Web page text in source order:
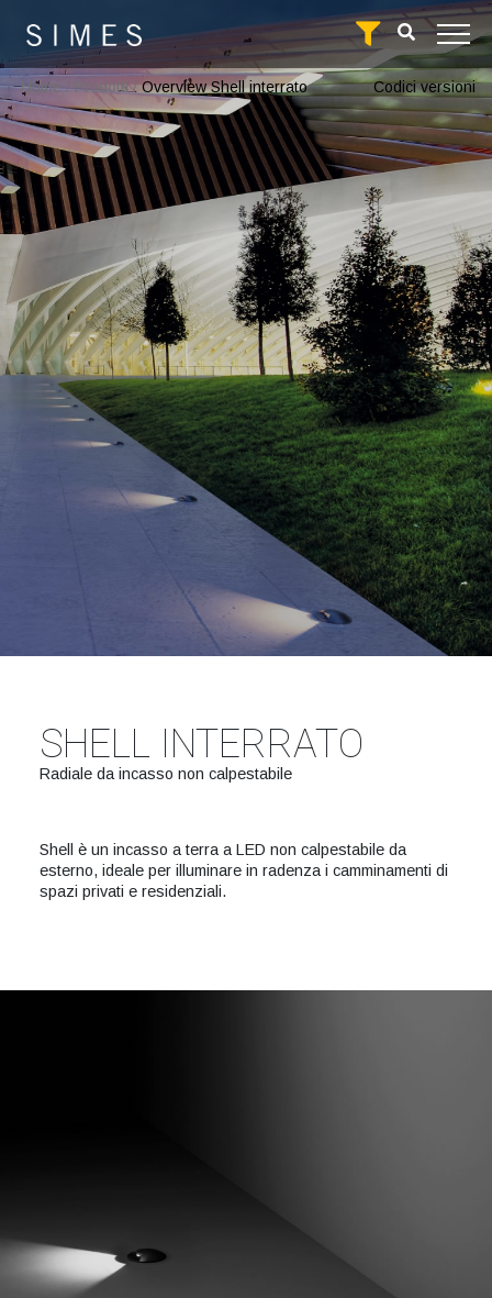
Home/Prodotti/Overview Shell interrato Codici versioni
SHELL INTERRATO
Radiale da incasso non calpestabile
Shell è un incasso a terra a LED non calpestabile da
esterno, ideale per illuminare in radenza i camminamenti di
spazi privati e residenziali.